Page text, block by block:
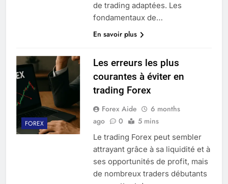
de trading adaptées. Les
fondamentaux de…
En savoir plus
FOREX
Les erreurs les plus
courantes à éviter en
trading Forex
Forex Aide
6 months
ago
0 5 mins
Le trading Forex peut sembler
attrayant grâce à sa liquidité et à
ses opportunités de profit, mais
de nombreux traders débutants